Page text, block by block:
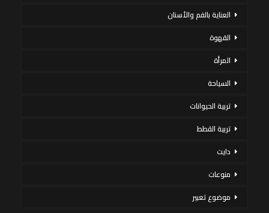
العناية بالفم والأسنان
القهوة
المرأة
السياحة
تربية الحيوانات
تربية القطط
دايت
منوعات
موضوع تعبير